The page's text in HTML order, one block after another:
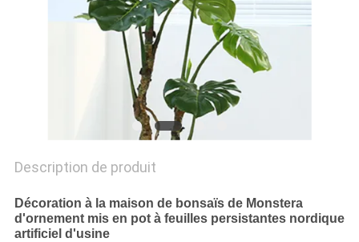
POLITIQUE
DE
CONFIDENTIALITÉ
Description de produit
Décoration à la maison de bonsaïs de Monstera
d'ornement mis en pot à feuilles persistantes nordique
artificiel d'usine